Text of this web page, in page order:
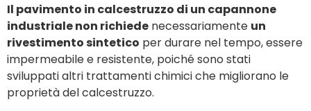
Il pavimento in calcestruzzo di un capannone
industriale non richiede necessariamente un
rivestimento sintetico per durare nel tempo, essere
impermeabile e resistente, poiché sono stati
sviluppati altri trattamenti chimici che migliorano le
proprietà del calcestruzzo.